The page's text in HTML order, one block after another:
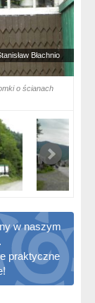
Błachnio
o ścianach
w naszym
praktyczne